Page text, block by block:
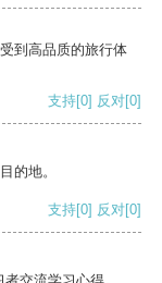
到高品质的旅行体
支持[0] 反对[0]
的地。
支持[0] 反对[0]